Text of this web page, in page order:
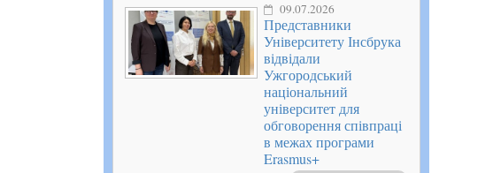
09.07.2026
Представники
Університету Інсбрука
відвідали
Ужгородський
національний
університет для
обговорення співпраці
в межах програми
Erasmus+